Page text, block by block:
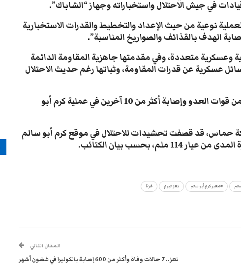
في جيش الاحتلال واستخباراته وجهاز “الشاباك”.
نوعية من حيث الإعداد والتخطيط والقدرات الاستخبارية
الهدف بالقذائف والصواريخ المناسبة”.
وعسكرية متعددة، وفي مقدمتها جاهزية المقاومة الدائمة
عسكرية عن قدرات المقاومة، وثباتها رغم حديث الاحتلال
وكانت وسائل إسرائيلية قد اعترفت بمقتل 4 من قوات العدو وإصابة أكثر من 10 آخرين في عملية كرم أبو
حماس، قد قصفت تحشيدات للاحتلال في موقع كرم أبو سالم
بحسب بيان الكتائب.
#معبر كرم أبو سالم تعز اليوم غزة
المقال التالي
تعز.. 7 حالات وفاة وأكثر من 600 إصابة بالكوليرا في غضون أشهر